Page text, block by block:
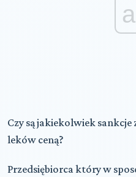
Czy są jakiekolwiek sankcje
leków ceną?
Przedsiębiorca który w